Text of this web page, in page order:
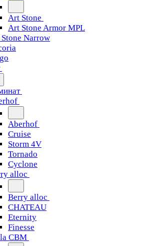
Art Stone
Art Stone Armor MPL
Narrow
Aberhof
Cruise
Storm 4V
Tornado
Сyclone
alloc
Berry alloc
CHATEAU
Eternity
Finesse
CBM